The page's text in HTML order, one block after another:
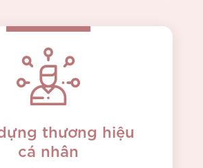
thương hiệu
cá nhân